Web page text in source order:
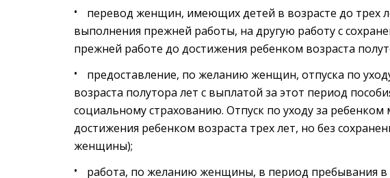
перевод женщин, имеющих детей в возрасте до трех
выполнения прежней работы, на другую работу с
прежней работе до достижения ребенком возраста
предоставление, по желанию женщин, отпуска по
возраста полутора лет с выплатой за этот период
социальному страхованию. Отпуск по уходу за ребенком
достижения ребенком возраста трех лет, но без
женщины);
работа, по желанию женщины, в период пребывания в